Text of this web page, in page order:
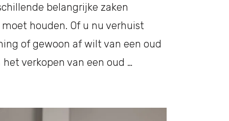
belangrijke zaken
houden. Of u nu verhuist
of gewoon af wilt van een oud
verkopen van een oud …